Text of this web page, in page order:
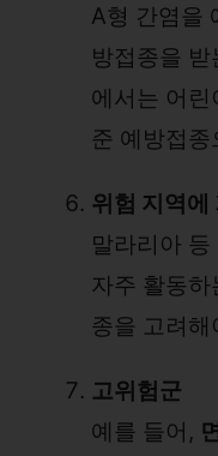
A형 간염을
방접종을
에서는 어린
준 예방접
위험 지역에
말라리아
자주 활동하
종을 고려해
고위험군
예를 들어,